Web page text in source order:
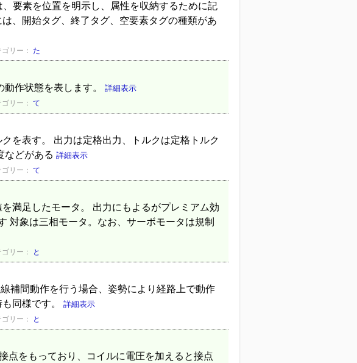
要素を位置を明示し、属性を収納するために記
、開始タグ、終了タグ、空要素タグの種類があ
リー： た
作状態を表します。 詳細表示
リー： て
を表す。 出力は定格出力、トルクは定格トルク
などがある 詳細表示
リー： て
満足したモータ。 出力にもよるがプレミアム効
対象は三相モータ。なお、サーボモータは規制
リー： と
補間動作を行う場合、姿勢により経路上で動作
同様です。 詳細表示
リー： と
点をもっており、コイルに電圧を加えると接点